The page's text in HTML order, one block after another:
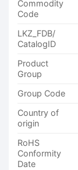
Commodity
Code
LKZ_FDB/
CatalogID
Product
Group
Group Code
Country of
origin
RoHS
Conformity
Date